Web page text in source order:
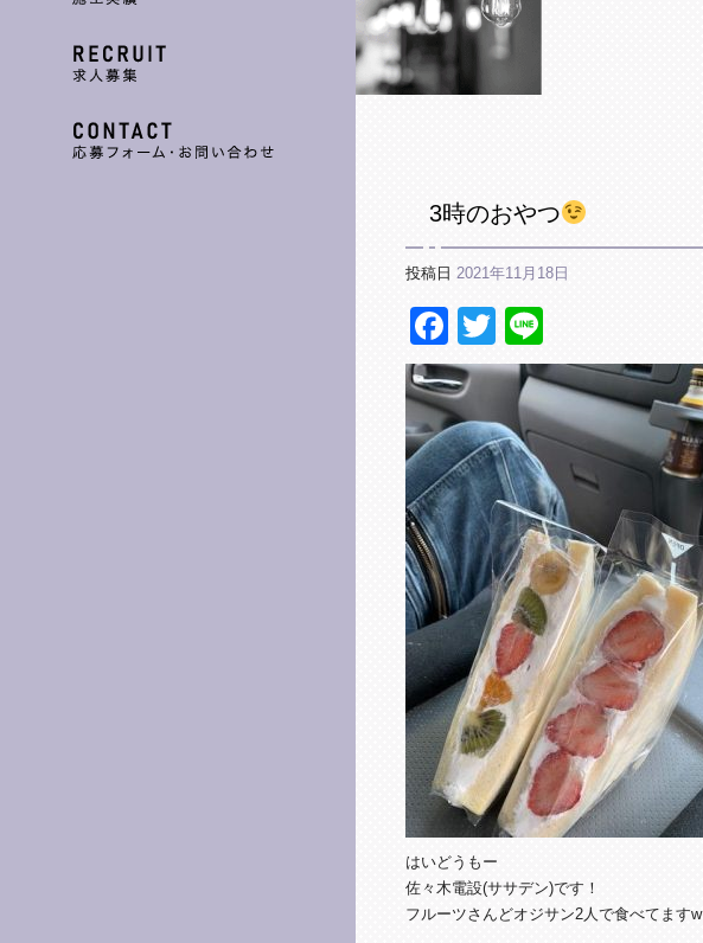
3時のおやつ
投稿日 2021年11月18日
Facebook
Twitter
はいどうもー
佐々木電設(ササデン)です！
フルーツさんどオジサン2人で食べてますw